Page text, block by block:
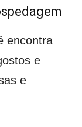
encontra
e
e